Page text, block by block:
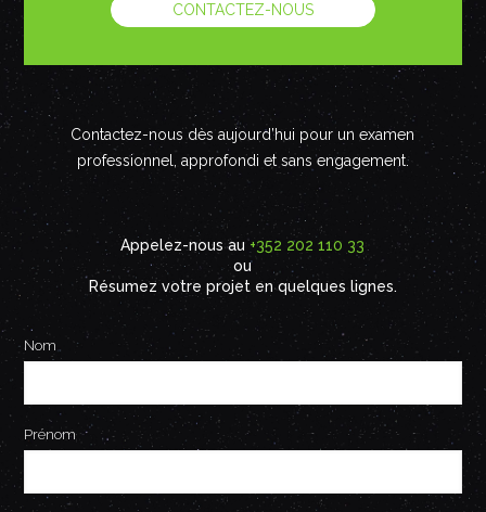
CONTACTEZ-NOUS
Contactez-nous dès aujourd’hui pour un examen
professionnel, approfondi et sans engagement.
Appelez-nous au+352 202 110 33
ou
Résumez votre projet en quelques lignes.
Nom
Prénom